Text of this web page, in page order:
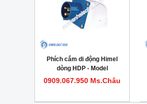
Phích cắm di động Himel
dòng HDP - Model
HDP332IP44
0909.067.950 Ms.Châu